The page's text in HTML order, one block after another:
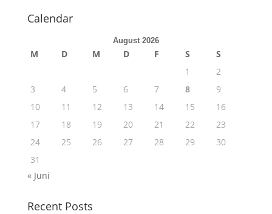
Calendar
August 2026
M D M D F S
S
1
2
3
4 5 6 7 8
9
10
11 12 13 14 15
16
17
18 19 20 21 22
23
24
25 26 27 28 29
30
31
« Juni
Recent Posts